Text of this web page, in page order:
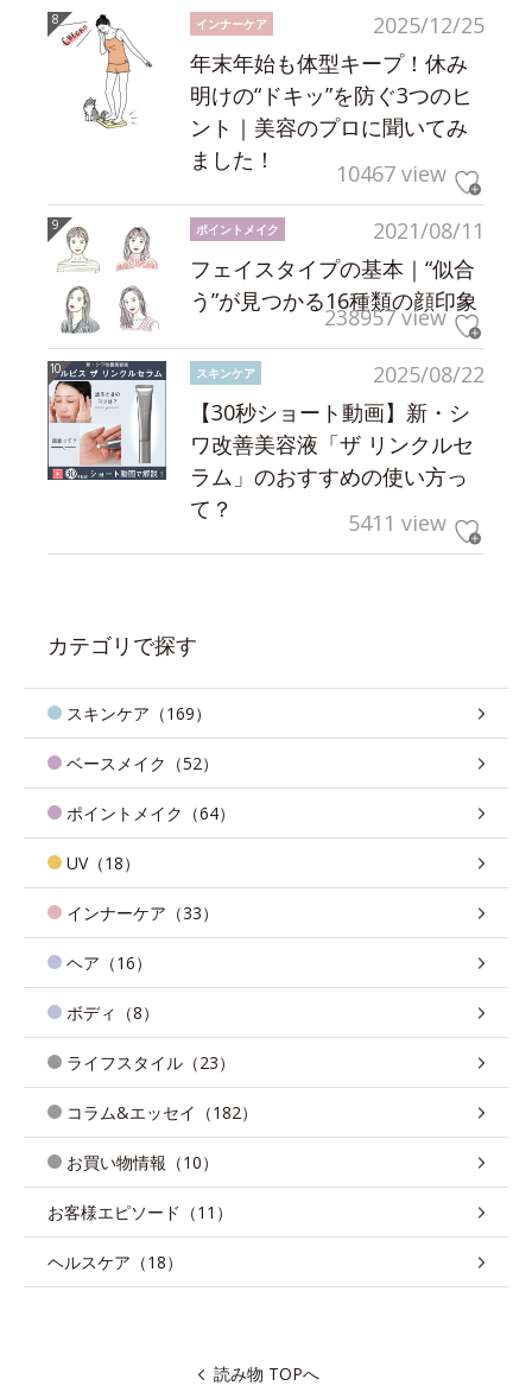
2025/12/25
インナーケア
年末年始も体型キープ！休み
明けの“ドキッ”を防ぐ3つのヒ
ント｜美容のプロに聞いてみ
ました！
10467 view
2021/08/11
ポイントメイク
フェイスタイプの基本｜“似合
う”が見つかる16種類の顔印象
238957 view
2025/08/22
スキンケア
【30秒ショート動画】新・シ
ワ改善美容液「ザ リンクルセ
ラム」のおすすめの使い方っ
て？
5411 view
カテゴリで探す
スキンケア（169）
ベースメイク（52）
ポイントメイク（64）
UV（18）
インナーケア（33）
ヘア（16）
ボディ（8）
ライフスタイル（23）
コラム&エッセイ（182）
お買い物情報（10）
お客様エピソード（11）
ヘルスケア（18）
読み物 TOPへ